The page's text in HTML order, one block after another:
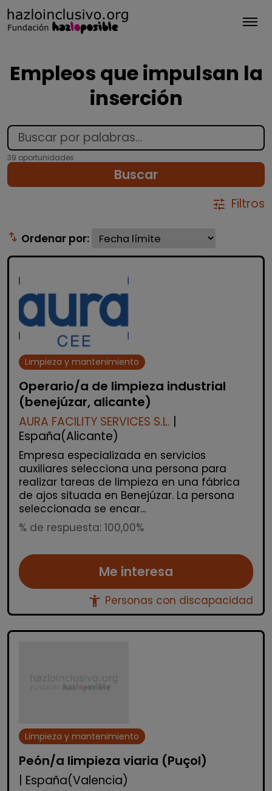
Empleos que impulsan la
inserción
39 oportunidades
Buscar
tune Filtros
swap_vert Ordenar por:
Limpieza y mantenimiento
Operario/a de limpieza industrial
(benejúzar, alicante)
AURA FACILITY SERVICES S.L.
España(Alicante)
Empresa especializada en servicios
auxiliares selecciona una persona para
realizar tareas de limpieza en una fábrica
de ajos situada en Benejúzar. La persona
seleccionada se encar...
% de respuesta: 100,00%
Me interesa
accessibility_new Personas con discapacidad
Limpieza y mantenimiento
Peón/a limpieza viaria (Puçol)
| España(Valencia)